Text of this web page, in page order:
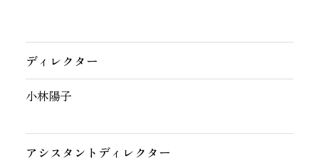
ディレクター
小林陽子
アシスタントディレクター